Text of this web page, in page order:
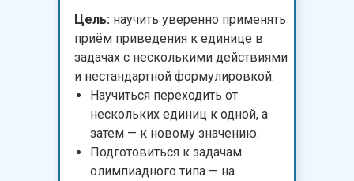
Цель: научить уверенно применять
приём приведения к единице в
задачах с несколькими действиями
и нестандартной формулировкой.
Научиться переходить от
нескольких единиц к одной, а
затем — к новому значению.
Подготовиться к задачам
олимпиадного типа — на